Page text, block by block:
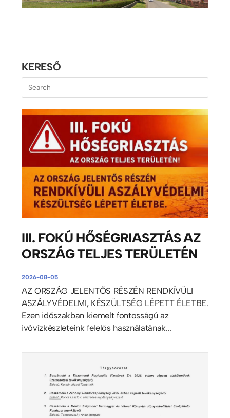
KERESŐ
III. FOKÚ HŐSÉGRIASZTÁS AZ
ORSZÁG TELJES TERÜLETÉN
2026-08-05
AZ ORSZÁG JELENTŐS RÉSZÉN RENDKÍVÜLI
ASZÁLYVÉDELMI, KÉSZÜLTSÉG LÉPETT ÉLETBE.
Ezen időszakban kiemelt fontosságú az
ivóvízkészleteink felelős használatának...